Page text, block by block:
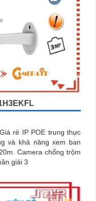
rẻ IP POE trung thực
và khả năng xem ban
trộm
giải 3